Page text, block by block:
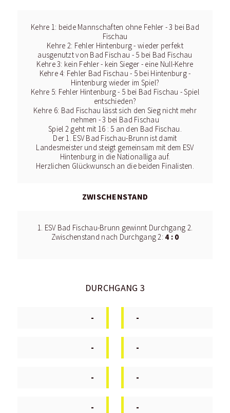
Kehre 1: beide Mannschaften ohne Fehler - 3 bei Bad
Fischau
Kehre 2: Fehler Hintenburg - wieder perfekt
ausgenutzt von Bad Fischau - 5 bei Bad Fischau
Kehre 3: kein Fehler - kein Sieger - eine Null-Kehre
Kehre 4: Fehler Bad Fischau - 5 bei Hintenburg -
Hintenburg wieder im Spiel?
Kehre 5: Fehler Hintenburg - 5 bei Bad Fischau - Spiel
entschieden?
Kehre 6: Bad Fischau lässt sich den Sieg nicht mehr
nehmen - 3 bei Bad Fischau
Spiel 2 geht mit 16 : 5 an den Bad Fischau.
Der 1. ESV Bad Fischau-Brunn ist damit
Landesmeister und steigt gemeinsam mit dem ESV
Hintenburg in die Nationalliga auf.
Herzlichen Glückwunsch an die beiden Finalisten.
ZWISCHENSTAND
1. ESV Bad Fischau-Brunn gewinnt Durchgang 2.
Zwischenstand nach Durchgang 2: 4 : 0
DURCHGANG 3
- -
- -
- -
- -